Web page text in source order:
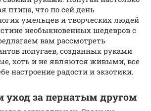
птица, что по сей день
умельцев и творческих людей
необыкновенных шедевров с
вам рассмотреть
попугаев, созданных руками
хоть и не являются живыми, все
настроение радости и экзотики.
уход за пернатым другом